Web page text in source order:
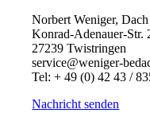
Norbert Weniger,
Konrad-Adenauer-Str.
27239 Twistringen
service@weniger-
Tel: + 49 (0) 42 43 /
Nachricht senden